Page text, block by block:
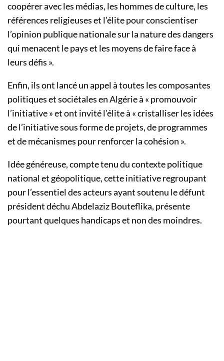
coopérer avec les médias, les hommes de culture, les
références religieuses et l’élite pour conscientiser
l’opinion publique nationale sur la nature des dangers
qui menacent le pays et les moyens de faire face à
leurs défis ».
Enfin, ils ont lancé un appel à toutes les composantes
politiques et sociétales en Algérie à « promouvoir
l’initiative » et ont invité l’élite à « cristalliser les idées
de l’initiative sous forme de projets, de programmes
et de mécanismes pour renforcer la cohésion ».
Idée généreuse, compte tenu du contexte politique
national et géopolitique, cette initiative regroupant
pour l’essentiel des acteurs ayant soutenu le défunt
président déchu Abdelaziz Bouteflika, présente
pourtant quelques handicaps et non des moindres.